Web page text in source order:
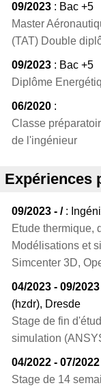
09/2023 : Bac +5
Master
(TAT) Double
09/2023 : Bac +5
Diplôme
06/2020 :
Classe
de l'ingénieur
Expériences
09/2023 - /:
Etude thermique,
Modélisations et
Simcenter 3D,
04/2023 - 09/2023
(hzdr), Dresde
Stage de fin
simulation
04/2022 - 07/2022
Stage de 14